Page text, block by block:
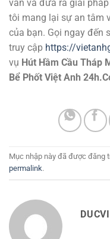
vấn và đưa ra giải
tôi mang lại sự an tâm
của bạn. Gọi ngay đến
truy cập https://
vụ Hút Hầm Cầu Tháp
Bể Phốt Việt Anh
Mục nhập này đã được đăng
permalink.